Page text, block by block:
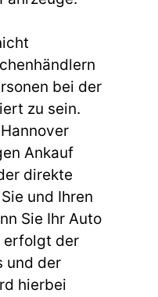
bei der
zu sein.
Ankauf
direkte
und Ihren
Sie Ihr Auto
erfolgt der
und der
hierbei